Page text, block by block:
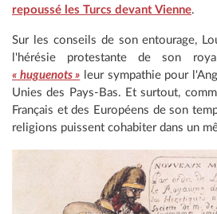
repoussé les Turcs devant Vienne.
Sur les conseils de son entourage,
l'hérésie protestante de son
« huguenots » leur sympathie pour
Unies des Pays-Bas. Et surtout,
Français et des Européens de son
religions puissent cohabiter dans un